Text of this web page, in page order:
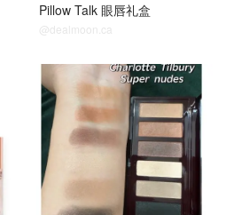
Pillow Talk 眼唇礼盒
@dealmoon.ca